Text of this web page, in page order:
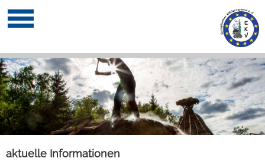
aktuelle Informationen